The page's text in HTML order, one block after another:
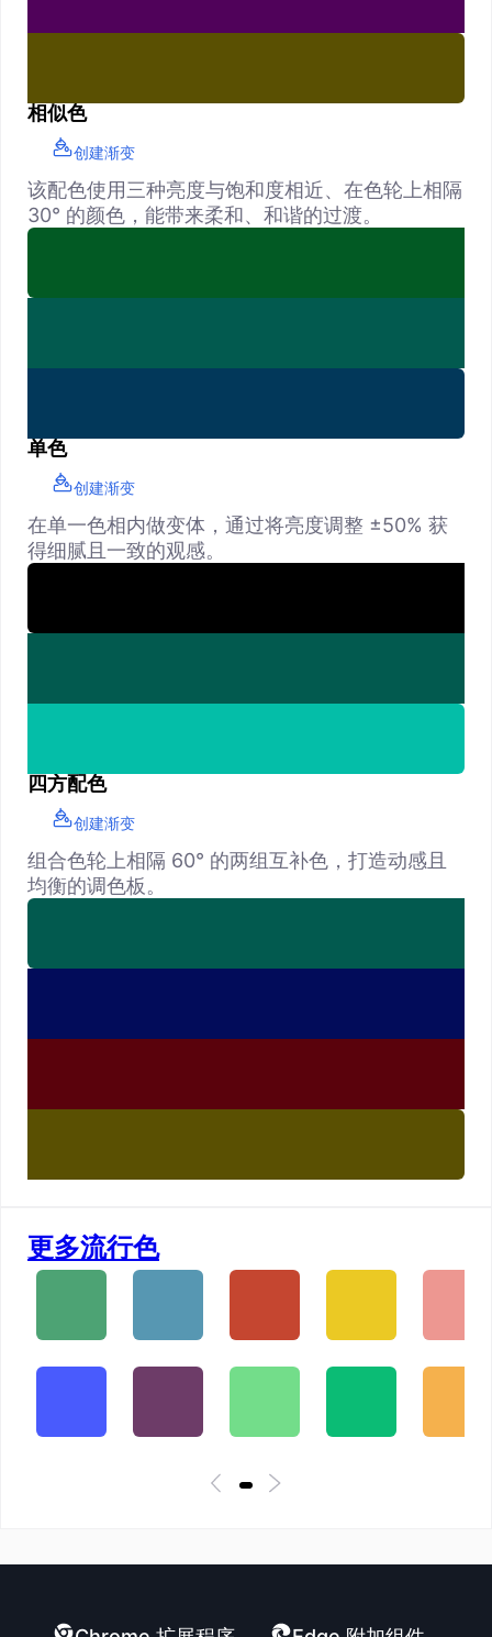
相似色
创建渐变
该配色使用三种亮度与饱和度相近、在色轮上相隔
30° 的颜色，能带来柔和、和谐的过渡。
单色
创建渐变
在单一色相内做变体，通过将亮度调整 ±50% 获
得细腻且一致的观感。
四方配色
创建渐变
组合色轮上相隔 60° 的两组互补色，打造动感且
均衡的调色板。
更多流行色